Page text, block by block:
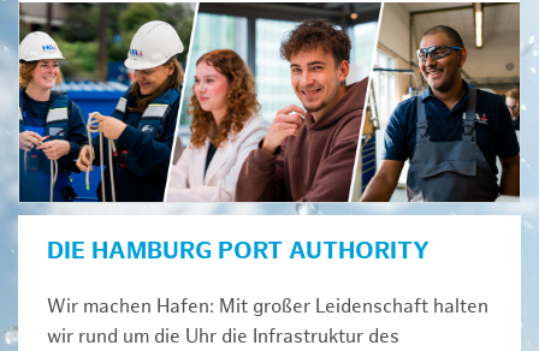
DIE HAMBURG PORT AUTHORITY
Wir machen Hafen: Mit großer Leidenschaft halten
wir rund um die Uhr die Infrastruktur des